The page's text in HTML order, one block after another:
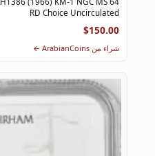
RD Choice Uncirculated
$150.00
شراء من ArabianCoins ←